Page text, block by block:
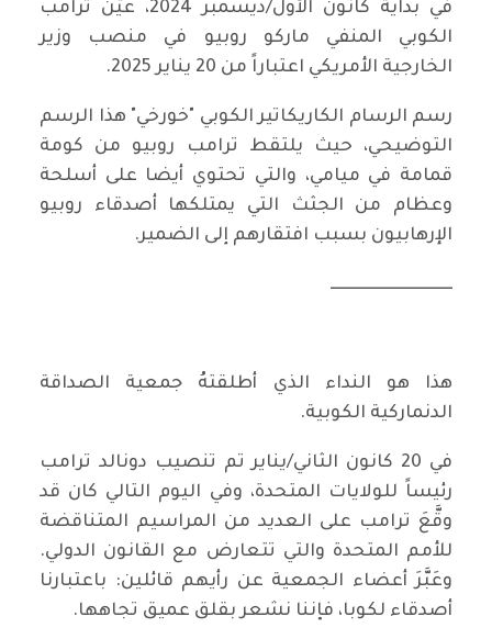
في بداية كانون الأول/ديسمبر 2024، عيَّن ترامب
الكوبي المنفي ماركو روبيو في منصب وزير
الخارجية الأمريكي اعتباراً من 20 يناير 2025.
رسم الرسام الكاريكاتير الكوبي "خورخي" هذا الرسم
التوضيحي، حيث يلتقط ترامب روبيو من كومة
قمامة في ميامي، والتي تحتوي أيضا على أسلحة
وعظام من الجثث التي يمتلكها أصدقاء روبيو
الإرهابيون بسبب افتقارهم إلى الضمير.
ـــــــــــــــــــــــــــــــــــــ
هذا هو النداء الذي أطلقتهُ جمعية الصداقة
الدنماركية الكوبية.
في 20 كانون الثاني/يناير تم تنصيب دونالد ترامب
رئيساً للولايات المتحدة، وفي اليوم التالي كان قد
وقَّعَ ترامب على العديد من المراسيم المتناقضة
للأمم المتحدة والتي تتعارض مع القانون الدولي.
وعَبَّرَ أعضاء الجمعية عن رأيهم قائلين: باعتبارنا
أصدقاء لكوبا، فإننا نشعر بقلق عميق تجاهها.